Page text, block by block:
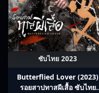
ซับไทย 2023
Butterflied Lover (2023)
รอยสาปทาสผีเสื้อ ซับไทย